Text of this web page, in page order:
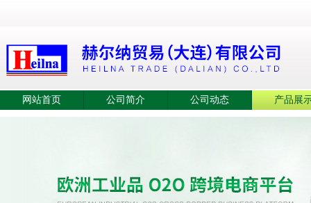
网站首页 公司简介 公司动态 产品展